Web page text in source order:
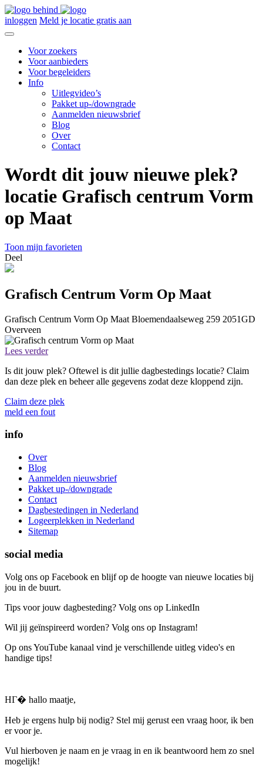
inloggen Meld je locatie gratis aan
Voor zoekers
Voor aanbieders
Voor begeleiders
Info
Uitlegvideo’s
Pakket up-/downgrade
Aanmelden nieuwsbrief
Blog
Over
Contact
Wordt dit jouw nieuwe plek?
locatie Grafisch centrum Vorm
op Maat
Toon mijn favorieten
Deel
Grafisch Centrum Vorm Op Maat
Grafisch Centrum Vorm Op Maat Bloemendaalseweg 259 2051GD
Overveen
Lees verder
Is dit jouw plek? Oftewel is dit jullie dagbestedings locatie? Claim
dan deze plek en beheer alle gegevens zodat deze kloppend zijn.
Claim deze plek
meld een fout
info
Over
Blog
Aanmelden nieuwsbrief
Pakket up-/downgrade
Contact
Dagbestedingen in Nederland
Logeerplekken in Nederland
Sitemap
social media
Volg ons op Facebook en blijf op de hoogte van nieuwe locaties bij
jou in de buurt.
Tips voor jouw dagbesteding? Volg ons op LinkedIn
Wil jij geïnspireerd worden? Volg ons op Instagram!
Op ons YouTube kanaal vind je verschillende uitleg video's en
handige tips!
HГ� hallo maatje,
Heb je ergens hulp bij nodig? Stel mij gerust een vraag hoor, ik ben
er voor je.
Vul hierboven je naam en je vraag in en ik beantwoord hem zo snel
mogelijk!